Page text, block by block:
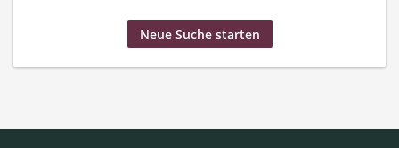
Neue Suche starten